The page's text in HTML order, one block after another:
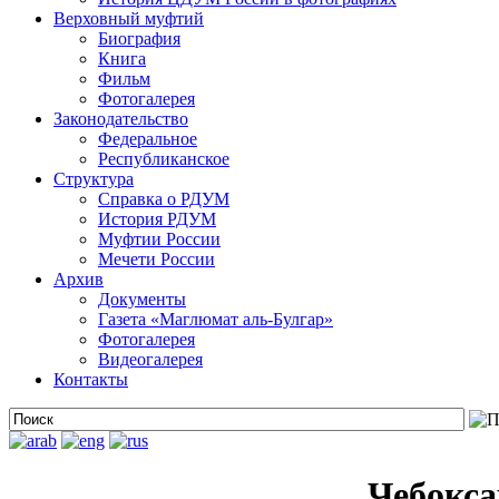
Верховный муфтий
Биография
Книга
Фильм
Фотогалерея
Законодательство
Федеральное
Республиканское
Структура
Справка о РДУМ
История РДУМ
Муфтии России
Мечети России
Архив
Документы
Газета «Маглюмат аль-Булгар»
Фотогалерея
Видеогалерея
Контакты